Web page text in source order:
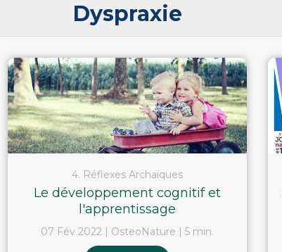
Dyspraxie
4. Réflexes Archaïques
Le développement cognitif et
l'apprentissage
07 Fév 2022 OsteoNature 5 min.